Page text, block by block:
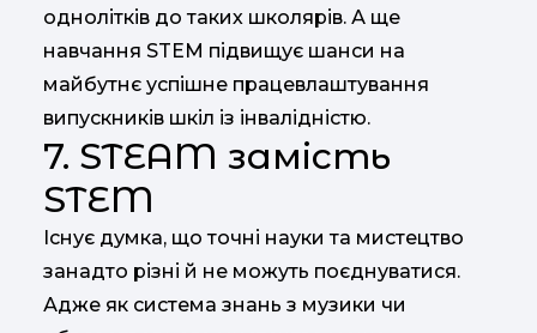
однолітків до таких школярів. А ще
навчання STEM підвищує шанси на
майбутнє успішне працевлаштування
випускників шкіл із інвалідністю.
7. STEAM замість
STEM
Існує думка, що точні науки та мистецтво
занадто різні й не можуть поєднуватися.
Адже як система знань з музики чи